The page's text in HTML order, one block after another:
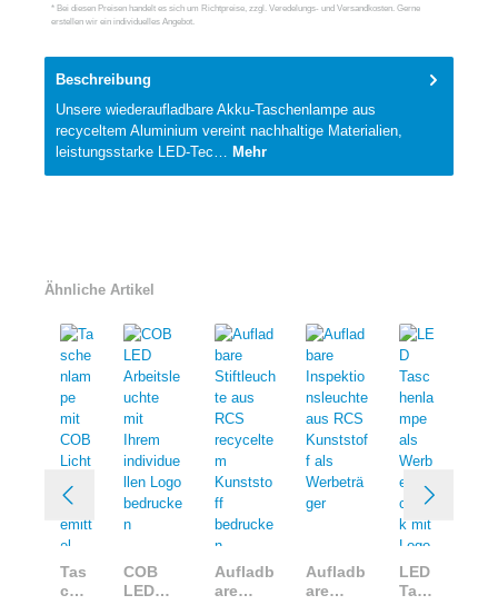
* Bei diesen Preisen handelt es sich um Richtpreise, zzgl. Veredelungs- und Versandkosten. Gerne
erstellen wir ein individuelles Angebot.
Beschreibung
Unsere wiederaufladbare Akku-Taschenlampe aus
recyceltem Aluminium vereint nachhaltige Materialien,
leistungsstarke LED-Tec… Mehr
Ähnliche Artikel
Tas
che
COB
LED
Aufladb
are
Aufladb
are
LED
Tasc